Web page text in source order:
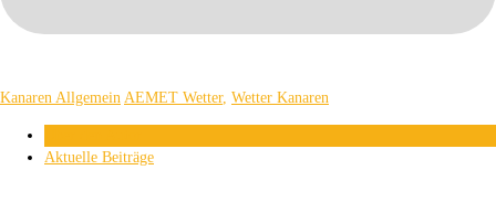
Kanaren Allgemein AEMET Wetter, Wetter Kanaren
Aktuelle Beiträge